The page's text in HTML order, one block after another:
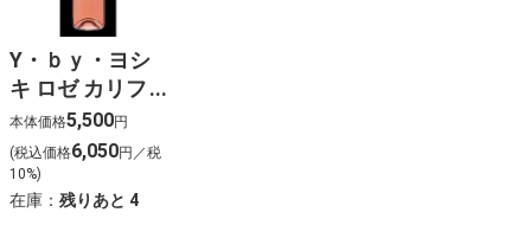
Y・ｂｙ・ヨシ
キ ロゼ カリフ
ォルニア
2024【v-7】
本体価格5,500円
(税込価格6,050円／税
10%)
在庫： 残りあと 4